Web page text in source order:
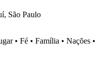
São Paulo
• Fé • Família • Nações •